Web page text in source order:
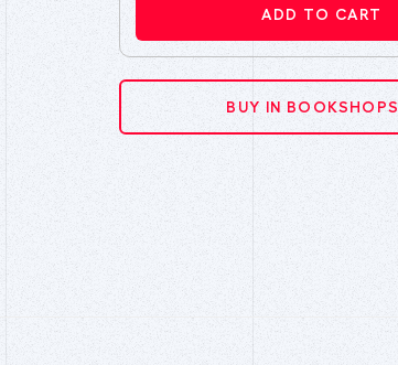
ADD TO CART
BUY IN BOOKSHOPS